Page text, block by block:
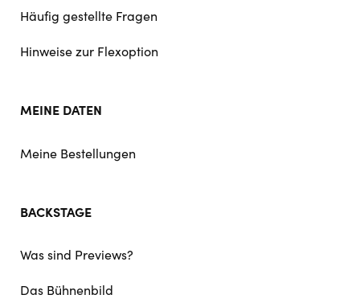
Häufig gestellte Fragen
Hinweise zur Flexoption
MEINE DATEN
Meine Bestellungen
BACKSTAGE
Was sind Previews?
Das Bühnenbild